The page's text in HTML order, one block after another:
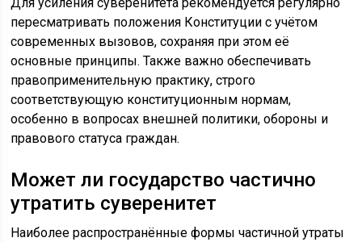
пересматривать положения Конституции с учётом
современных вызовов, сохраняя при этом её
основные принципы. Также важно обеспечивать
правоприменительную практику, строго
соответствующую конституционным нормам,
особенно в вопросах внешней политики, обороны и
правового статуса граждан.
Может ли государство частично
утратить суверенитет
Наиболее распространённые формы частичной утраты